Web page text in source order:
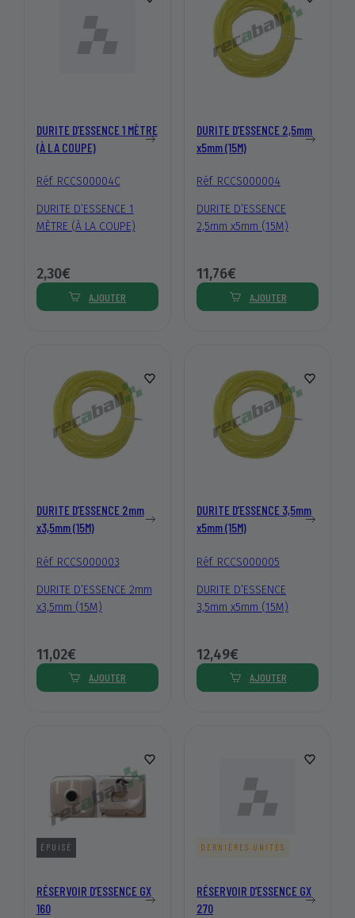
DURITE D’ESSENCE 1 MÈTRE
(À LA COUPE)
Réf. RCCS00004C
DURITE D’ESSENCE 1
MÈTRE (À LA COUPE)
2,30€
AJOUTER
DURITE D’ESSENCE 2,5mm
x5mm (15M)
Réf. RCCS000004
DURITE D’ESSENCE
2,5mm x5mm (15M)
11,76€
AJOUTER
DURITE D’ESSENCE 2mm
x3,5mm (15M)
Réf. RCCS000003
DURITE D’ESSENCE 2mm
x3,5mm (15M)
11,02€
AJOUTER
DURITE D’ESSENCE 3,5mm
x5mm (15M)
Réf. RCCS000005
DURITE D’ESSENCE
3,5mm x5mm (15M)
12,49€
AJOUTER
ÉPUISÉ
RÉSERVOIR D’ESSENCE GX
160
DERNIÈRES UNITÉS
RÉSERVOIR D’ESSENCE GX
270